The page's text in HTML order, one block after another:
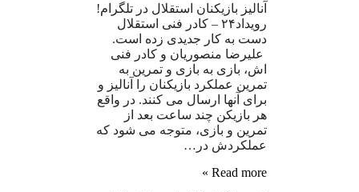
آنالیز بازیکنان استقلال در تلگرام!
رویداد۲۴ – کادر فنی استقلال
دست به کار جدیدی زده است.
علیرضا منصوریان و کادر فنی
اش، بازی به بازی و تمرین به
تمرین عملکرد بازیکنان را آنالیز و
برای آنها ارسال می کنند. در واقع
هر بازیکن چند ساعت بعد از
تمرین و بازی، متوجه می شود که
عملکردش در…
Read more »